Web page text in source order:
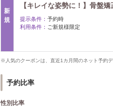
新
規
【キレイな姿勢に！】骨盤
提示条件： 予約時
利用条件： ご新規様限定
※人気のクーポンは、直近1カ月間のネット予約デ
予約比率
性別比率